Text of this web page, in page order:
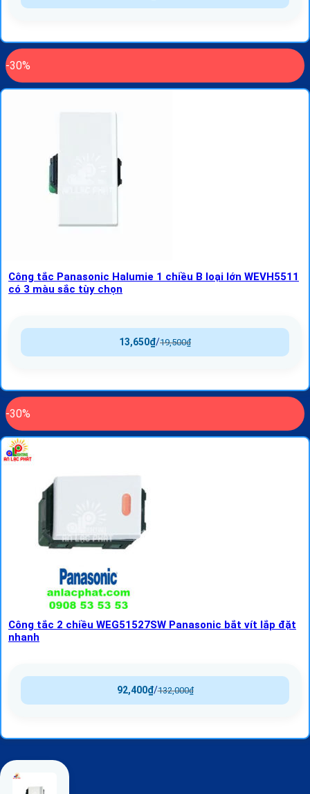
-30%
Công tắc Panasonic Halumie 1 chiều B loại lớn WEVH5511
có 3 màu sắc tùy chọn
19,500₫
/
13,650₫
-30%
Công tắc 2 chiều WEG51527SW Panasonic bắt vít lắp đặt
nhanh
132,000₫
/
92,400₫